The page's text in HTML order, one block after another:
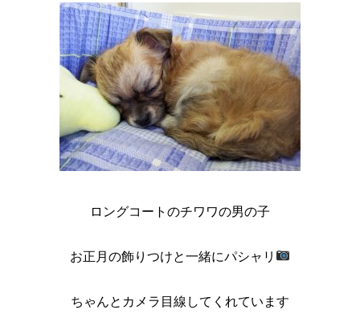
ロングコートのチワワの男の子
お正月の飾りつけと一緒にパシャリ
ちゃんとカメラ目線してくれています